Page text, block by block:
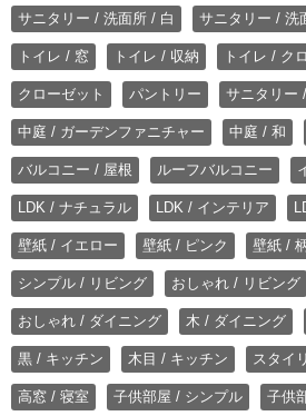
サニタリー / 洗面所 / 白 サニタリー / 洗
トイレ / 窓 トイレ / 収納 トイレ / ク
クローゼット パントリー サニタリー
中庭 / ガーデンファニチャー 中庭 / 和
バルコニー / 屋根 ルーフバルコニー
LDK / ナチュラル LDK / インテリア
壁紙 / イエロー 壁紙 / ピンク 壁紙 /
シンプル / リビング おしゃれ / リビング
おしゃれ / ダイニング 木 / ダイニング
黒 / キッチン 木目 / キッチン スタイ
高窓 / 寝室 子供部屋 / シンプル 子供